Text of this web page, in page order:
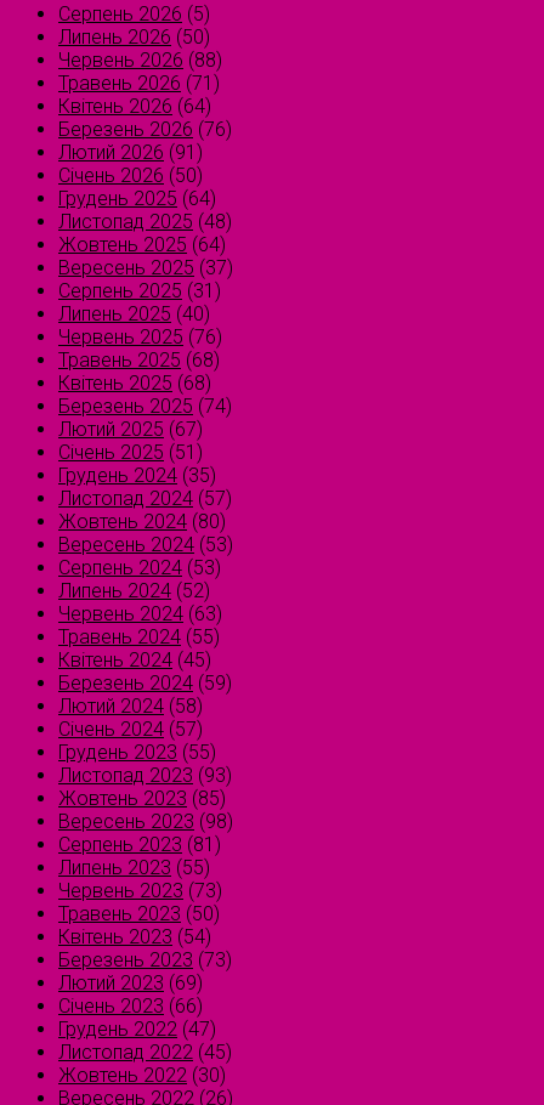
Серпень 2026 (5)
Липень 2026 (50)
Червень 2026 (88)
Травень 2026 (71)
Квітень 2026 (64)
Березень 2026 (76)
Лютий 2026 (91)
Січень 2026 (50)
Грудень 2025 (64)
Листопад 2025 (48)
Жовтень 2025 (64)
Вересень 2025 (37)
Серпень 2025 (31)
Липень 2025 (40)
Червень 2025 (76)
Травень 2025 (68)
Квітень 2025 (68)
Березень 2025 (74)
Лютий 2025 (67)
Січень 2025 (51)
Грудень 2024 (35)
Листопад 2024 (57)
Жовтень 2024 (80)
Вересень 2024 (53)
Серпень 2024 (53)
Липень 2024 (52)
Червень 2024 (63)
Травень 2024 (55)
Квітень 2024 (45)
Березень 2024 (59)
Лютий 2024 (58)
Січень 2024 (57)
Грудень 2023 (55)
Листопад 2023 (93)
Жовтень 2023 (85)
Вересень 2023 (98)
Серпень 2023 (81)
Липень 2023 (55)
Червень 2023 (73)
Травень 2023 (50)
Квітень 2023 (54)
Березень 2023 (73)
Лютий 2023 (69)
Січень 2023 (66)
Грудень 2022 (47)
Листопад 2022 (45)
Жовтень 2022 (30)
Вересень 2022 (26)